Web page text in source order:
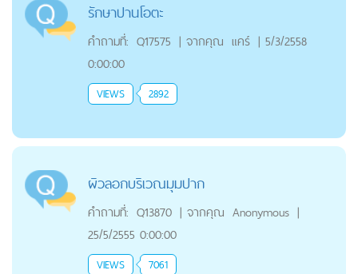
รักษาปานโอตะ
คำถามที่: Q17575 | จากคุณ แคร์ | 5/3/2558
0:00:00
VIEWS 2892
ผิวลอกบริเวณมุมปาก
คำถามที่: Q13870 | จากคุณ Anonymous |
25/5/2555 0:00:00
VIEWS 7061